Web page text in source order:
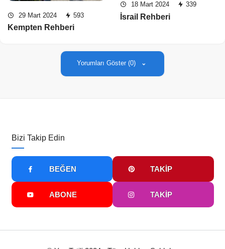
29 Mart 2024 593
Kempten Rehberi
18 Mart 2024 339
İsrail Rehberi
Yorumları Göster (0)
Bizi Takip Edin
BEĞEN TAKIP
ABONE TAKIP